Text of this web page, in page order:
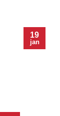
19
jan